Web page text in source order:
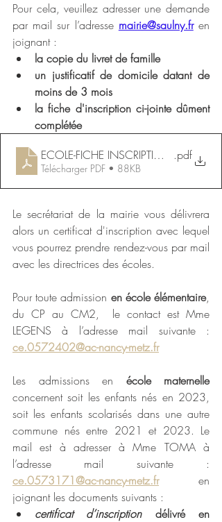
Pour cela, veuillez adresser une demande
par mail sur l’adresse mairie@saulny.fr en
joignant :
la copie du livret de famille
un justificatif de domicile datant de
moins de 3 mois
la fiche d'inscription ci-jointe dûment
complétée
ECOLE-FICHE INSCRIPTION-2026
.pdf
Télécharger PDF • 88KB
Le secrétariat de la mairie vous délivrera
alors un certificat d'inscription avec lequel
avec les directrices des écoles.
Pour toute admission en école élémentaire,
du CP au CM2,  le contact est Mme
ce.0572402@ac-nancy-metz.fr
Les admissions en école maternelle
concernent soit les enfants nés en 2023,
soit les enfants scolarisés dans une autre
commune nés entre 2021 et 2023. Le
mail est à adresser à Mme TOMA à
ce.0573171@ac-nancy-metz.fr en
joignant les documents suivants :
certificat d’inscription délivré en